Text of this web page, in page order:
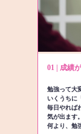
01 | 成績
勉強って大
いくうちに
毎日やれば
気が出ます。
何より、勉